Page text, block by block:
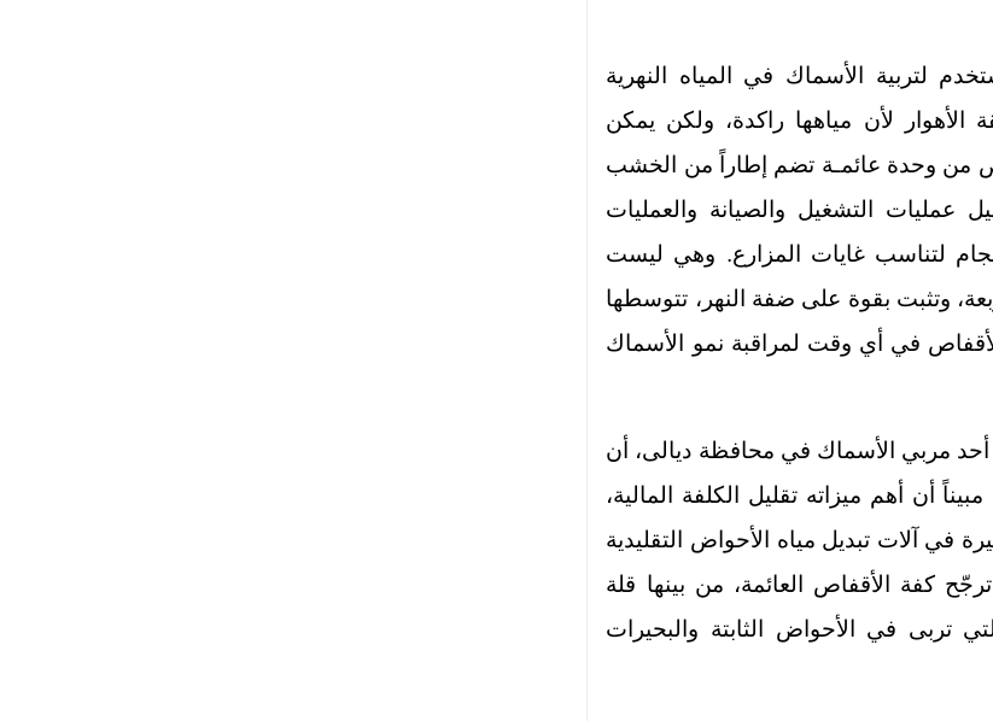
لتربية الأسماك في المياه النهرية
لأن مياهها راكدة، ولكن يمكن
من وحدة عائمـة تضم إطاراً من الخشب
عمليات التشغيل والصيانة والعمليات
لتناسب غايات المزارع. وهي ليست
غالبـاً تكون بقياس 3 إلى 4 أمتار مربعة، وتثبت بقوة على ضفة النهر، تتوسطها
في أي وقت لمراقبة نمو الأسماك
مربي الأسماك في محافظة ديالى، أن
أن أهم ميزاته تقليل الكلفة المالية،
في آلات تبديل مياه الأحواض التقليدية
كفة الأقفاص العائمة، من بينها قلة
تربى في الأحواض الثابتة والبحيرات